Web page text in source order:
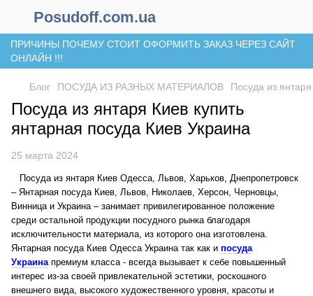
Posudoff.com.ua
ПРИЧИНЫ ПОЧЕМУ СТОИТ ОФОРМИТЬ ЗАКАЗ ЧЕРЕЗ САЙТ
ОНЛАЙН !!!
Блог ПОСУДА ИЗ РАЗНЫХ МАТЕРИАЛОВ Посуда из
Посуда из янтаря Киев купить
янтарная посуда Киев Украина
25 марта 2024
Посуда из янтаря Киев Одесса, Львов, Харьков, Днепропетровск
– Янтарная посуда Киев, Львов, Николаев, Херсон, Черновцы,
Винница и Украина – занимает привилегированное положение
среди остальной продукции посудного рынка благодаря
исключительности материала, из которого она изготовлена.
Янтарная посуда Киев Одесса Украина так как и посуда
Украинапремиум класса - всегда вызывает к себе повышенный
интерес из-за своей привлекательной эстетики, роскошного
внешнего вида, высокого художественного уровня, красоты и